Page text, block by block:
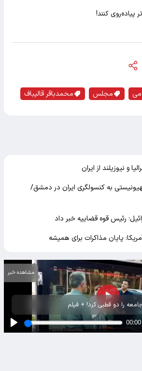
پیاده‌روی کنند!
مجلس محمدباقر قالیباف
و نیوزیلند از ایران
به کنسولگری ایران در دمشق/
رئیس قوه قضاییه خبر داد
پایان مذاکرات برای همیشه
را دو قطبی کرد! + فیلم
مشاهده خبر